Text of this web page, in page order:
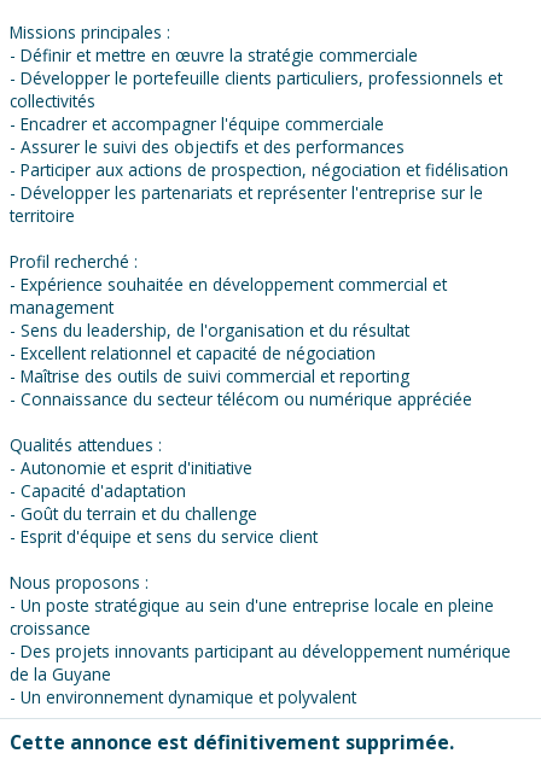
Missions principales :
- Définir et mettre en œuvre la stratégie commerciale
- Développer le portefeuille clients particuliers, professionnels et
collectivités
- Encadrer et accompagner l'équipe commerciale
- Assurer le suivi des objectifs et des performances
- Participer aux actions de prospection, négociation et fidélisation
- Développer les partenariats et représenter l'entreprise sur le
territoire
Profil recherché :
- Expérience souhaitée en développement commercial et
management
- Sens du leadership, de l'organisation et du résultat
- Excellent relationnel et capacité de négociation
- Maîtrise des outils de suivi commercial et reporting
- Connaissance du secteur télécom ou numérique appréciée
Qualités attendues :
- Autonomie et esprit d'initiative
- Capacité d'adaptation
- Goût du terrain et du challenge
- Esprit d'équipe et sens du service client
Nous proposons :
- Un poste stratégique au sein d'une entreprise locale en pleine
croissance
- Des projets innovants participant au développement numérique
de la Guyane
- Un environnement dynamique et polyvalent
Cette annonce est définitivement supprimée.